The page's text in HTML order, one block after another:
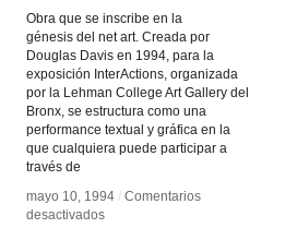
Obra que se inscribe en la
génesis del net art. Creada por
Douglas Davis en 1994, para la
exposición InterActions, organizada
por la Lehman College Art Gallery del
Bronx, se estructura como una
performance textual y gráfica en la
que cualquiera puede participar a
través de
mayo 10, 1994 / Comentarios
desactivadosen
mayo 10, 1994 / Comentarios
desactivadosen